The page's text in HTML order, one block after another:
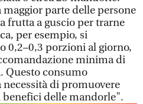
maggior parte delle persone
frutta a guscio per trarne
per esempio, si
0,2–0,3 porzioni al giorno,
minima di
Questo consumo
di promuovere
benefici delle mandorle".